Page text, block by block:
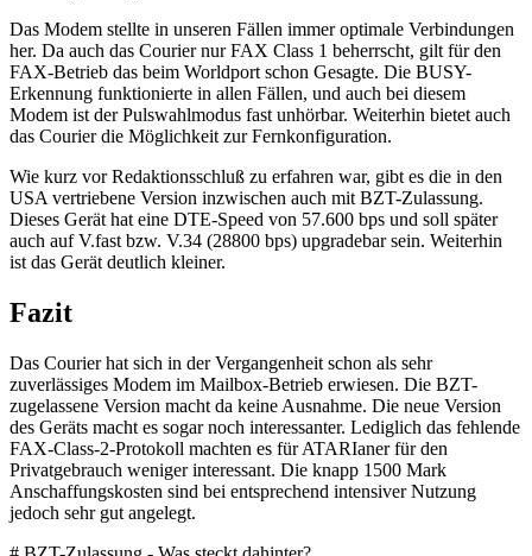
Das Modem stellte in unseren Fällen immer optimale Verbindungen
her. Da auch das Courier nur FAX Class 1 beherrscht, gilt für den
FAX-Betrieb das beim Worldport schon Gesagte. Die BUSY-
Erkennung funktionierte in allen Fällen, und auch bei diesem
Modem ist der Pulswahlmodus fast unhörbar. Weiterhin bietet auch
das Courier die Möglichkeit zur Fernkonfiguration.
Wie kurz vor Redaktionsschluß zu erfahren war, gibt es die in den
USA vertriebene Version inzwischen auch mit BZT-Zulassung.
Dieses Gerät hat eine DTE-Speed von 57.600 bps und soll später
auch auf V.fast bzw. V.34 (28800 bps) upgradebar sein. Weiterhin
ist das Gerät deutlich kleiner.
Fazit
Das Courier hat sich in der Vergangenheit schon als sehr
zuverlässiges Modem im Mailbox-Betrieb erwiesen. Die BZT-
zugelassene Version macht da keine Ausnahme. Die neue Version
des Geräts macht es sogar noch interessanter. Lediglich das fehlende
FAX-Class-2-Protokoll machten es für ATARIaner für den
Privatgebrauch weniger interessant. Die knapp 1500 Mark
Anschaffungskosten sind bei entsprechend intensiver Nutzung
jedoch sehr gut angelegt.